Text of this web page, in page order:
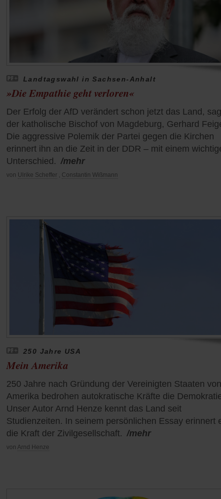
Landtagswahl in Sachsen-Anhalt
»Die Empathie geht verloren«
Der Erfolg der AfD verändert schon jetzt das Land,
der katholische Bischof von Magdeburg, Gerhard
Die aggressive Polemik der Partei gegen die Kirchen
erinnert ihn an die Zeit in der DDR – mit einem
Unterschied. /mehr
von Ulrike Scheffer , Constantin Wißmann
250 Jahre USA
Mein Amerika
250 Jahre nach Gründung der Vereinigten Staaten von
Amerika bedrohen autokratische Kräfte die
Unser Autor Arnd Henze kennt das Land seit
Studienzeiten. In seinem persönlichen Essay erinnert
die Kraft der Zivilgesellschaft. /mehr
von Arnd Henze